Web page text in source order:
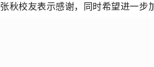
张秋校友表示感谢，同时希望进一步